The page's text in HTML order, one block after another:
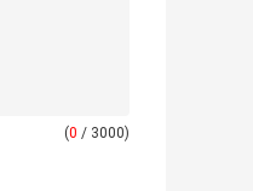
(0 / 3000)